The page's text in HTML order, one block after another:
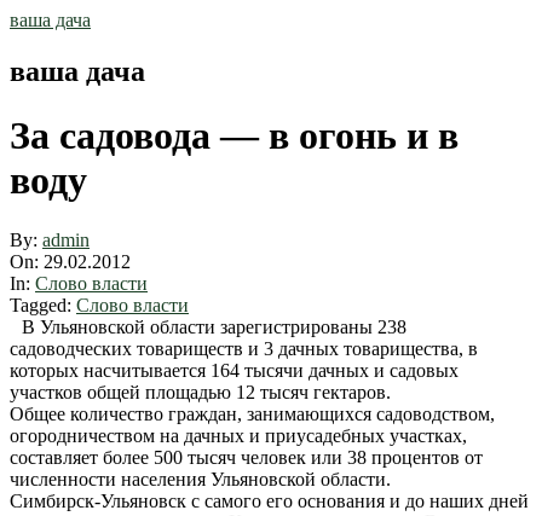
Skip
ваша дача
ваша дача
За садовода — в огонь и в
воду
By: admin
On: 29.02.2012
In: Слово власти
Tagged: Слово власти
В Ульяновской области зарегистрированы 238
садоводческих товариществ и 3 дачных товарищества, в
которых насчитывается 164 тысячи дачных и садовых
участков общей площадью 12 тысяч гектаров.
Общее количество граждан, занимающихся садоводством,
огородничеством на дачных и приусадебных участках,
составляет более 500 тысяч человек или 38 процентов от
числен­ности населения Ульяновской области.
Симбирск-Ульяновск с самого его основания и до наших дней